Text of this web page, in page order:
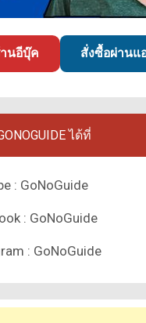
นอีบุ๊ค สั่งซื้อผ่านแ
ได้ที่
: GoNoGuide
: GoNoGuide
: GoNoGuide